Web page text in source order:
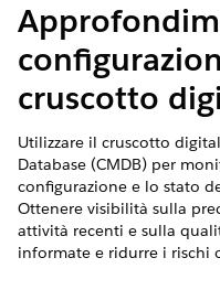
cruscotto
Utilizzare il cruscotto
Database (CMDB) per
configurazione e lo stato
Ottenere visibilità sulla
attività recenti e sulla
informate e ridurre i rischi